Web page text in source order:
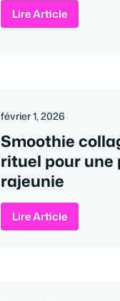
Lire Article
février 1, 2026
Smoothie
rituel pour une
rajeunie
Lire Article